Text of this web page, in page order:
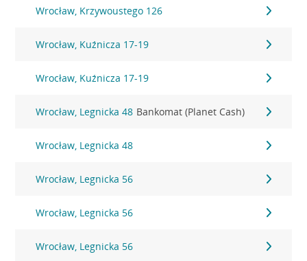
Wrocław, Krzywoustego 126
Wrocław, Kuźnicza 17-19
Wrocław, Kuźnicza 17-19
Wrocław, Legnicka 48 Bankomat (Planet Cash)
Wrocław, Legnicka 48
Wrocław, Legnicka 56
Wrocław, Legnicka 56
Wrocław, Legnicka 56